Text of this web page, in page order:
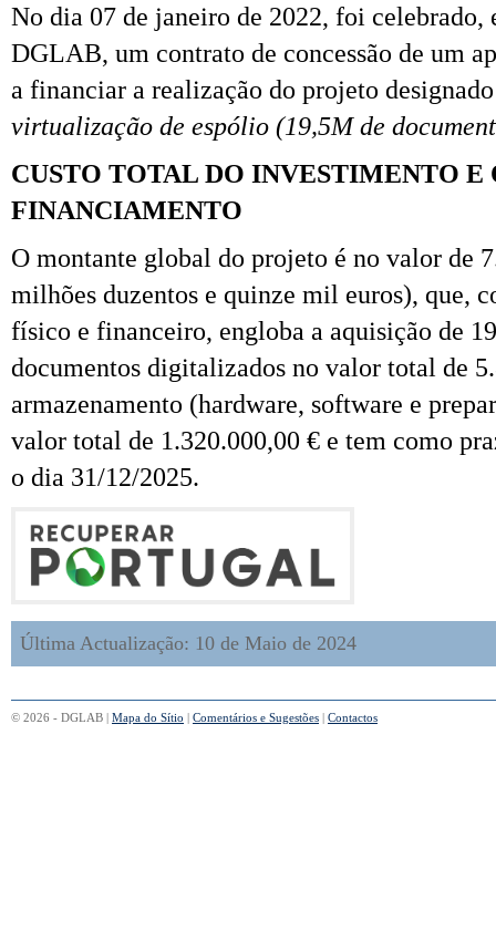
No dia 07 de janeiro de 2022, foi celebrado,
DGLAB, um contrato de concessão de um
a financiar a realização do projeto
virtualização de espólio (19,5M de
CUSTO TOTAL DO INVESTIMENTO E
FINANCIAMENTO
O montante global do projeto é no valor de
milhões duzentos e quinze mil euros), que,
físico e financeiro, engloba a aquisição de
documentos digitalizados no valor total de
armazenamento (hardware, software e
valor total de 1.320.000,00 € e tem como
o dia 31/12/2025.
Última Actualização: 10 de Maio de 2024
© 2026 - DGLAB | Mapa do Sítio | Comentários e Sugestões | Contactos